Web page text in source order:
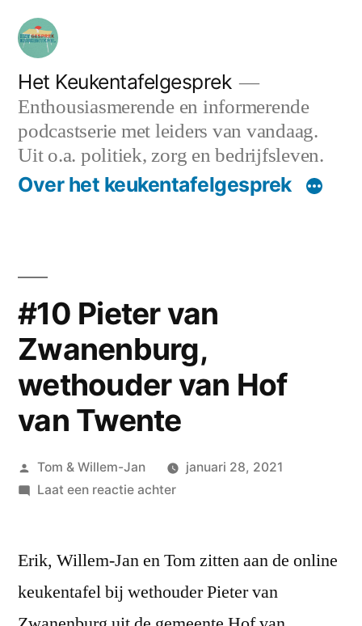
naar
inhoud
Het Keukentafelgesprek
Enthousiasmerende en informerende
podcastserie met leiders van vandaag.
Uit o.a. politiek, zorg en bedrijfsleven.
Over het keukentafelgesprek
#10 Pieter van
Zwanenburg,
wethouder van Hof
van Twente
Geplaatst
door
Tom & Willem-Jan
januari 28, 2021
Laat een reactie achterop
van
wethouder
Erik, Willem-Jan en Tom zitten aan de online
keukentafel bij wethouder Pieter van